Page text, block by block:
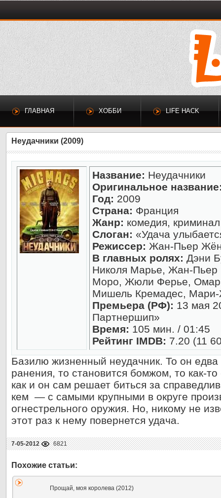
ГЛАВНАЯ ХОББИ LIFE HACK
Неудачники (2009)
Название: Неудачники
Оригинальное
Год: 2009
Страна: Франция
Жанр: комедия, криминал
Слоган: «Удача
Режиссер: Жан-Пьер
В главных ролях: Дэни
Николя Марье, Жан-Пьер
Моро, Жюли Ферье,
Мишель Кремадес,
Премьера (РФ): 13 мая
Партнершип»
Время: 105 мин. / 01:45
Рейтинг IMDB: 7.20 (11
Базилю жизненный неудачник. То он едва
ранения, то становится бомжом, то как-
как и он сам решает биться за
кем — с самыми крупными в округе
огнестрельного оружия. Но, никому не
этот раз к нему повернется удача.
7-05-2012 6821
Прощай, моя королева (2012)